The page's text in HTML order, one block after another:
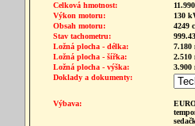
Celková hmotnost:
Výkon motoru:
130
Obsah motoru:
4249
Stav tachometru:
Ložná plocha - délka:
7.180
Ložná plocha - šířka:
2.510
Ložná plocha - výška:
3.900
Doklady a dokumenty:
Výbava: